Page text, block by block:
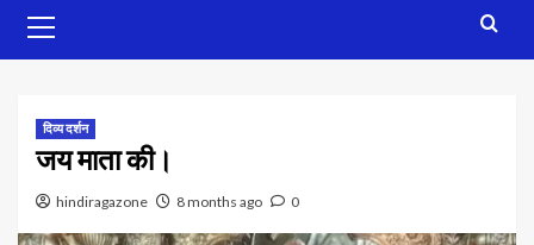
दिव्य दर्शन
जय माता की।
hindiragazone 8 months ago 0